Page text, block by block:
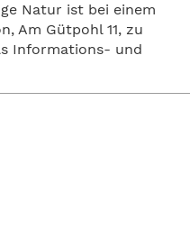
Natur ist bei einem
Am Gütpohl 11, zu
Informations- und